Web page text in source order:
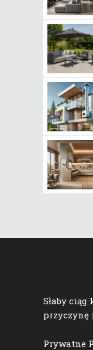
Słaby
przyczynę
Prywatne